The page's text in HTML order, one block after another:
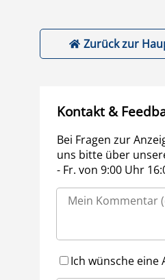
Zurück zur
Kontakt &
Bei Fragen zur
uns bitte über
- Fr. von 9:00 Uhr
Ich wünsche eine